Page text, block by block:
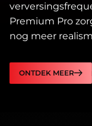
Premium Pro
nog meer
ONTDEK MEER